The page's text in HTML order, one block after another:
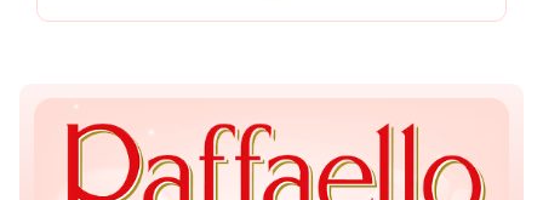
Цветы сестре
Показать еще